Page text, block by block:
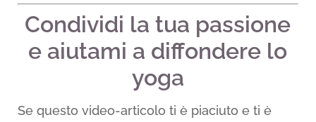
Condividi la tua passione
e aiutami a diffondere lo
yoga
Se questo video-articolo ti è piaciuto e ti è